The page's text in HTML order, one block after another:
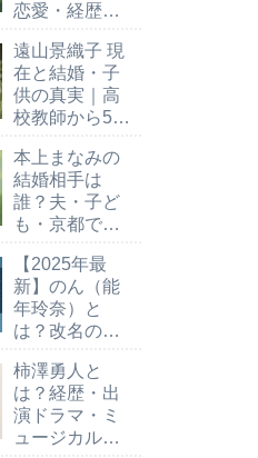
恋愛・経歴・
で徹底解説
遠山景織子 現
在と結婚・子
供の真実｜高
校教師から50
生まで
本上まなみの
結婚相手は
誰？夫・子ど
も・京都での
【2025年最
新】のん（能
年玲奈）と
は？改名の理
動まとめ｜あ
まちゃん女優
の再ブレイク
を解説
柿澤勇人と
は？経歴・出
演ドラマ・ミ
ュージカル代